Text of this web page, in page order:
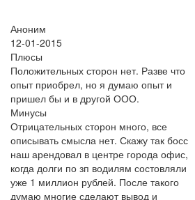
Аноним
12-01-2015
Плюсы
Положительных сторон нет. Разве что
опыт приобрел, но я думаю опыт и
пришел бы и в другой ООО.
Минусы
Отрицательных сторон много, все
описывать смысла нет. Скажу так босс
наш арендовал в центре города офис,
когда долги по зп водилям состовляли
уже 1 миллион рублей. После такого
думаю многие сделают вывод и